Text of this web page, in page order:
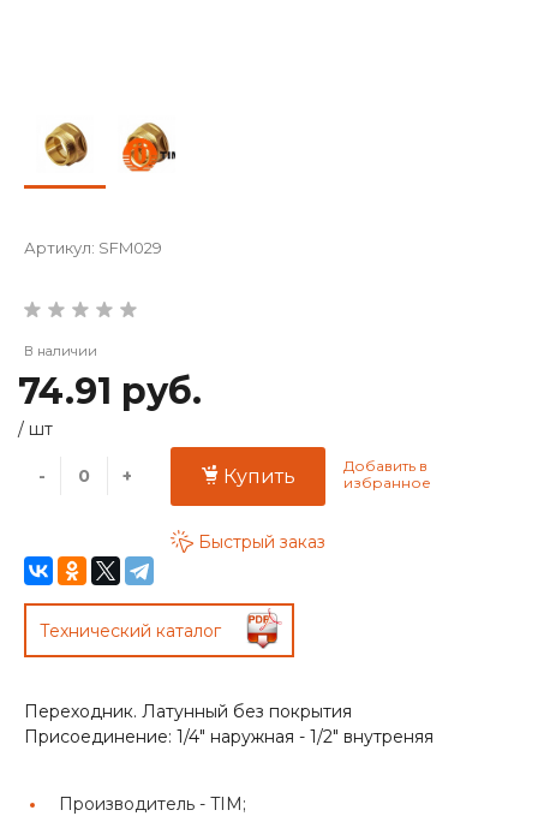
Артикул: SFM029
В наличии
74.91 руб.
/ шт
- + Купить
Быстрый заказ
Технический каталог
Переходник. Латунный без покрытия
Присоединение: 1/4" наружная - 1/2" внутреняя
Производитель - TIM;